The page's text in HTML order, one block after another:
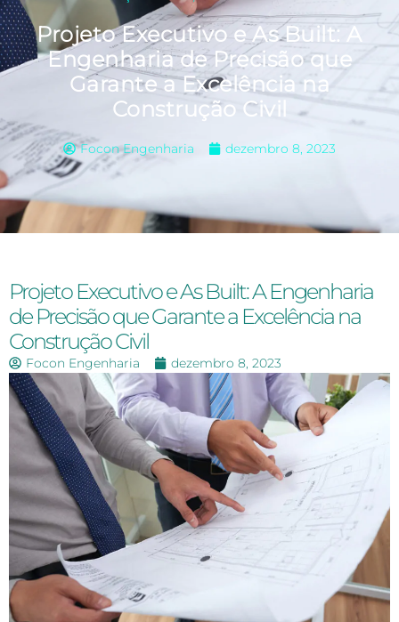
Projeto Executivo e As Built: A
Engenharia de Precisão que
Garante a Excelência na
Construção Civil
Focon Engenharia dezembro 8, 2023
Projeto Executivo e As Built: A Engenharia
de Precisão que Garante a Excelência na
Construção Civil
Focon Engenharia dezembro 8, 2023